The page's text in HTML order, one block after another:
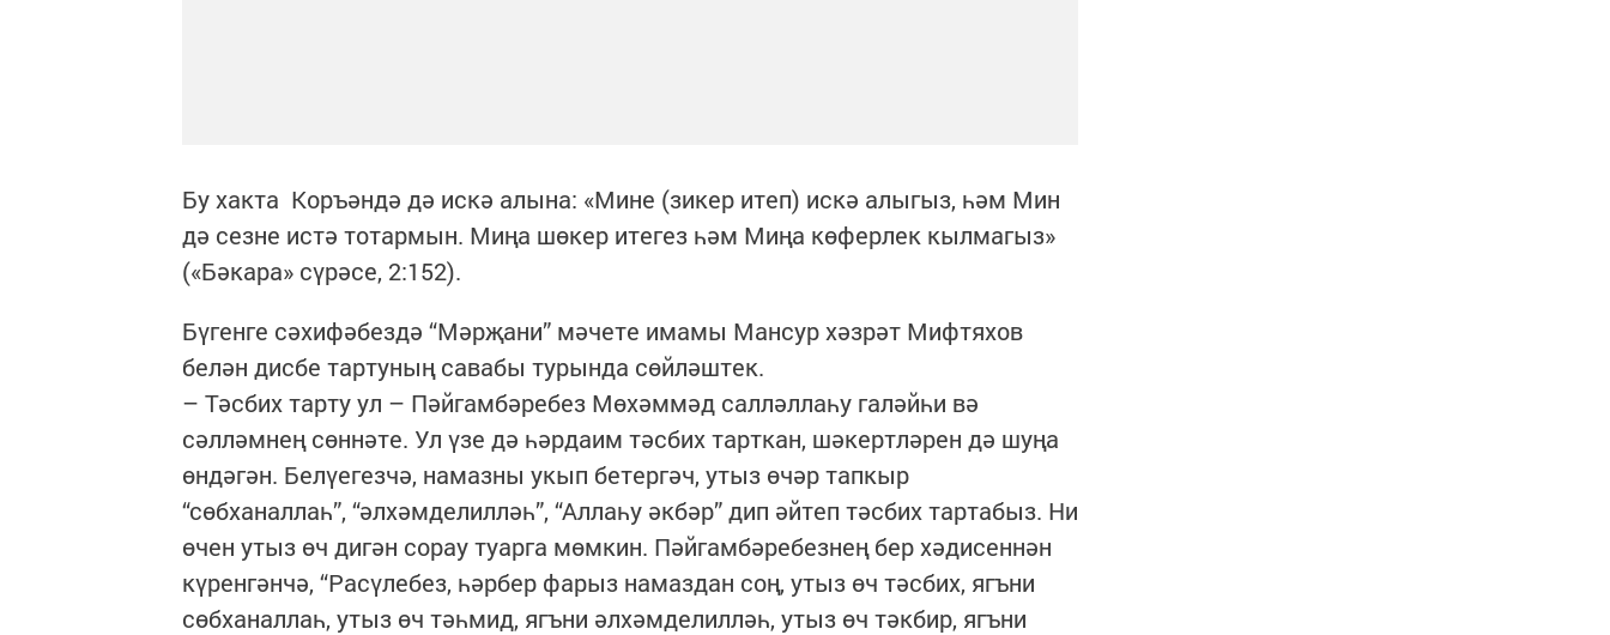
Бу хакта Коръәндә дә искә алына: «Мине (зикер итеп) искә алыгыз, һәм Мин
дә сезне истә тотармын. Миңа шөкер итегез һәм Миңа көферлек кылмагыз»
(«Бәкара» сүрәсе, 2:152).
Бүгенге сәхифәбездә “Мәрҗани” мәчете имамы Мансур хәзрәт Мифтяхов
белән дисбе тартуның савабы турында сөйләштек.
– Тәсбих тарту ул – Пәйгамбәребез Мөхәммәд салләллаһу галәйһи вә
сәлләмнең сөннәте. Ул үзе дә һәрдаим тәсбих тарткан, шәкертләрен дә шуңа
өндәгән. Белүегезчә, намазны укып бетергәч, утыз өчәр тапкыр
“сөбханаллаһ”, “әлхәмделилләһ”, “Аллаһу әкбәр” дип әйтеп тәсбих тартабыз. Ни
өчен утыз өч дигән сорау туарга мөмкин. Пәйгамбәребезнең бер хәдисеннән
күренгәнчә, “Расүлебез, һәрбер фарыз намаздан соң, утыз өч тәсбих, ягъни
сөбханаллаһ, утыз өч тәһмид, ягъни әлхәмделилләһ, утыз өч тәкбир, ягъни